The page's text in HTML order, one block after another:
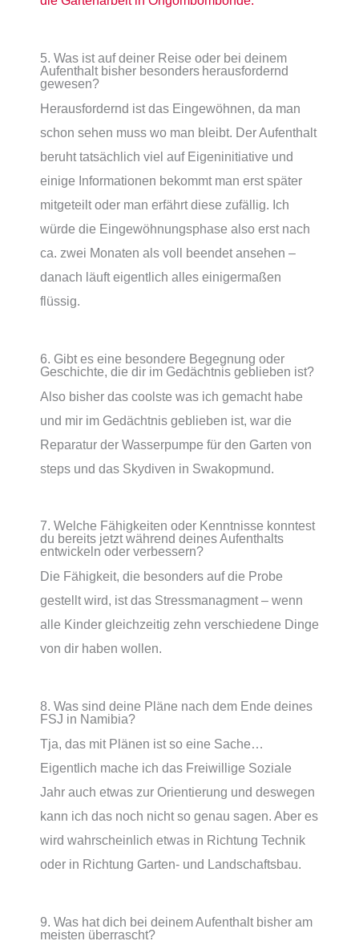
5. Was ist auf deiner Reise oder bei deinem
Aufenthalt bisher besonders herausfordernd
gewesen?
Herausfordernd ist das Eingewöhnen, da man
schon sehen muss wo man bleibt. Der Aufenthalt
beruht tatsächlich viel auf Eigeninitiative und
einige Informationen bekommt man erst später
mitgeteilt oder man erfährt diese zufällig. Ich
würde die Eingewöhnungsphase also erst nach
ca. zwei Monaten als voll beendet ansehen –
danach läuft eigentlich alles einigermaßen
flüssig.
6. Gibt es eine besondere Begegnung oder
Geschichte, die dir im Gedächtnis geblieben ist?
Also bisher das coolste was ich gemacht habe
und mir im Gedächtnis geblieben ist, war die
Reparatur der Wasserpumpe für den Garten von
steps und das Skydiven in Swakopmund.
7. Welche Fähigkeiten oder Kenntnisse konntest
du bereits jetzt während deines Aufenthalts
entwickeln oder verbessern?
Die Fähigkeit, die besonders auf die Probe
gestellt wird, ist das Stressmanagment – wenn
alle Kinder gleichzeitig zehn verschiedene Dinge
von dir haben wollen.
8. Was sind deine Pläne nach dem Ende deines
FSJ in Namibia?
Tja, das mit Plänen ist so eine Sache…
Eigentlich mache ich das Freiwillige Soziale
Jahr auch etwas zur Orientierung und deswegen
kann ich das noch nicht so genau sagen. Aber es
wird wahrscheinlich etwas in Richtung Technik
oder in Richtung Garten- und Landschaftsbau.
9. Was hat dich bei deinem Aufenthalt bisher am
meisten überrascht?